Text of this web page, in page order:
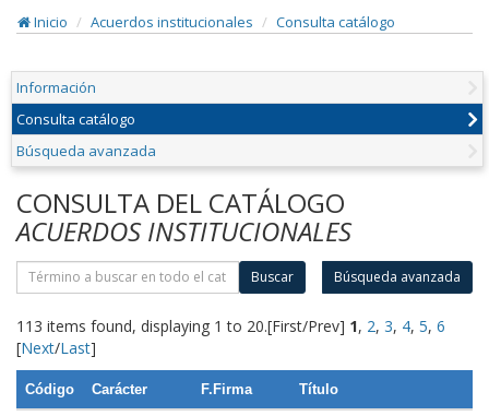
Inicio
Acuerdos institucionales Consulta catálogo
Información
Consulta catálogo
Búsqueda avanzada
CONSULTA DEL CATÁLOGO
ACUERDOS INSTITUCIONALES
Buscar Búsqueda avanzada
113 items found, displaying 1 to 20.[First/Prev] 1, 2, 3, 4, 5, 6
[Next/Last]
Código Carácter F.Firma Título